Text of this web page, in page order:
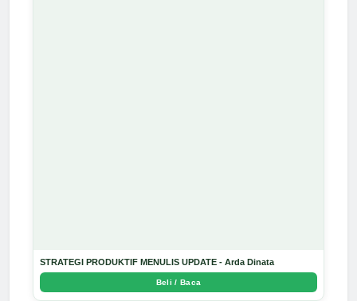
STRATEGI PRODUKTIF MENULIS UPDATE - Arda Dinata
Beli / Baca